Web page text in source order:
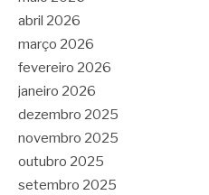
abril 2026
março 2026
fevereiro 2026
janeiro 2026
dezembro 2025
novembro 2025
outubro 2025
setembro 2025